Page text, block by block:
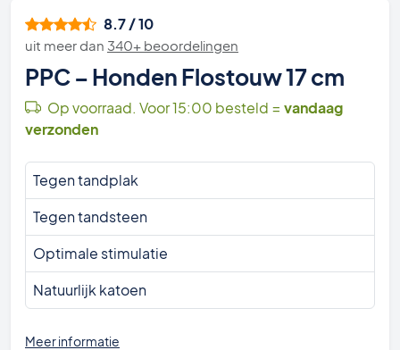
8.7 / 10
uit meer dan 340+ beoordelingen
PPC – Honden Flostouw 17 cm
Op voorraad. Voor 15:00 besteld = vandaag
verzonden
Tegen tandplak
Tegen tandsteen
Optimale stimulatie
Natuurlijk katoen
Meer informatie